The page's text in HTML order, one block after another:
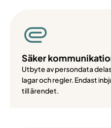
Säker
Utbyte av persondata
lagar och regler. Endast
till ärendet.